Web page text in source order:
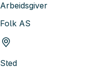
Arbeidsgiver
Folk AS
Sted